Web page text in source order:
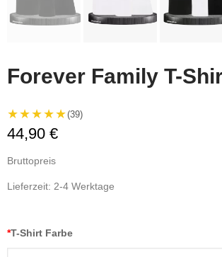
Forever Family T-
★★★★★(39)
44,90 €
Bruttopreis
Lieferzeit: 2-4 Werktage
*T-Shirt Farbe